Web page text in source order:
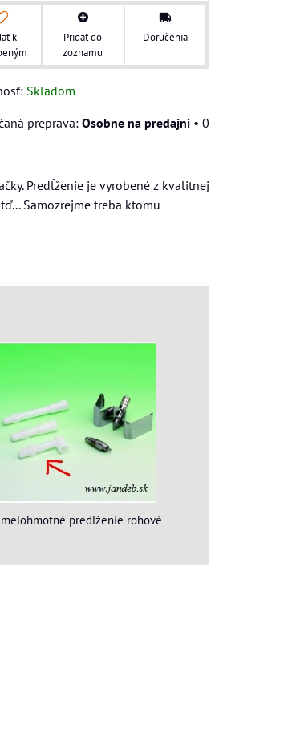
k
Pridať do
zoznamu
Doručenia
Skladom
Osobne na predajni • 0
Predĺženie je vyrobené z kvalitnej
Samozrejme treba ktomu
predlženie rohové